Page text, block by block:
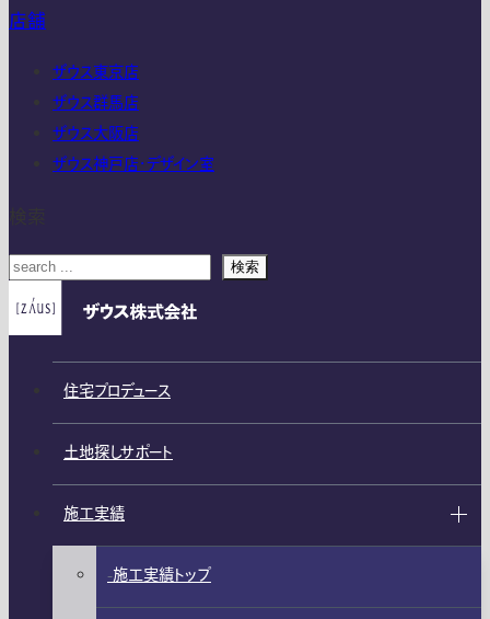
店舗
ザウス東京店
ザウス群馬店
ザウス大阪店
ザウス神戸店・デザイン室
検索
住宅プロデュース
土地探しサポート
施工実績
施工実績トップ